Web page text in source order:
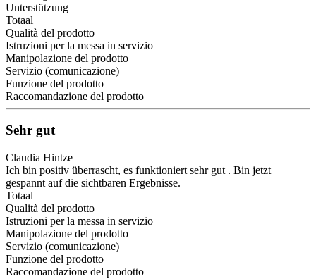
Unterstützung
Totaal
Qualità del prodotto
Istruzioni per la messa in servizio
Manipolazione del prodotto
Servizio (comunicazione)
Funzione del prodotto
Raccomandazione del prodotto
Sehr gut
Claudia Hintze
Ich bin positiv überrascht, es funktioniert sehr gut . Bin jetzt
gespannt auf die sichtbaren Ergebnisse.
Totaal
Qualità del prodotto
Istruzioni per la messa in servizio
Manipolazione del prodotto
Servizio (comunicazione)
Funzione del prodotto
Raccomandazione del prodotto